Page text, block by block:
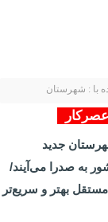
با : شهرستان
جدید
به صدرا می‌آیند/
بهتر و سریع‌تر